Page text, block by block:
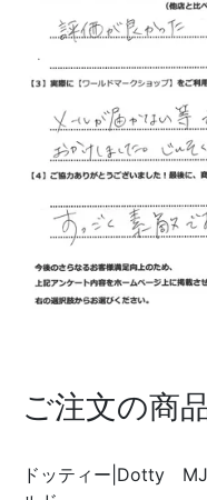
ご注文の商
ドッティー|Dotty